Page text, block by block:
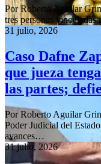
Por Roberto Aguilar
tres personas
31 julio, 2026
Caso Dafne
que jueza
las partes;
Por Roberto Aguilar
Poder Judicial del
avances…
31 julio, 2026